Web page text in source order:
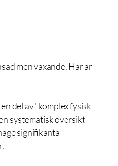
men växande. Här är
del av "komplex fysisk
systematisk översikt
signifikanta